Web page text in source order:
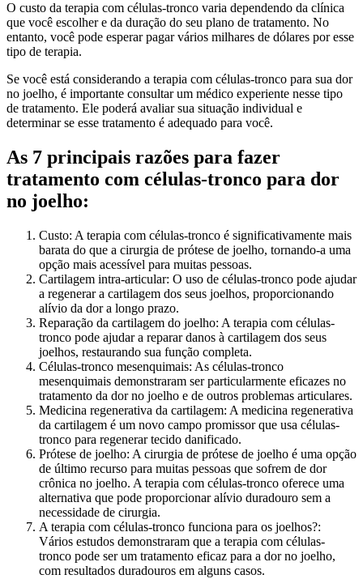
O custo da terapia com células-tronco varia dependendo da clínica
que você escolher e da duração do seu plano de tratamento. No
entanto, você pode esperar pagar vários milhares de dólares por esse
tipo de terapia.
Se você está considerando a terapia com células-tronco para sua dor
no joelho, é importante consultar um médico experiente nesse tipo
de tratamento. Ele poderá avaliar sua situação individual e
determinar se esse tratamento é adequado para você.
As 7 principais razões para fazer
tratamento com células-tronco para dor
no joelho:
Custo: A terapia com células-tronco é significativamente mais
barata do que a cirurgia de prótese de joelho, tornando-a uma
opção mais acessível para muitas pessoas.
Cartilagem intra-articular: O uso de células-tronco pode ajudar
a regenerar a cartilagem dos seus joelhos, proporcionando
alívio da dor a longo prazo.
Reparação da cartilagem do joelho: A terapia com células-
tronco pode ajudar a reparar danos à cartilagem dos seus
joelhos, restaurando sua função completa.
Células-tronco mesenquimais: As células-tronco
mesenquimais demonstraram ser particularmente eficazes no
tratamento da dor no joelho e de outros problemas articulares.
Medicina regenerativa da cartilagem: A medicina regenerativa
da cartilagem é um novo campo promissor que usa células-
tronco para regenerar tecido danificado.
Prótese de joelho: A cirurgia de prótese de joelho é uma opção
de último recurso para muitas pessoas que sofrem de dor
crônica no joelho. A terapia com células-tronco oferece uma
alternativa que pode proporcionar alívio duradouro sem a
necessidade de cirurgia.
A terapia com células-tronco funciona para os joelhos?:
Vários estudos demonstraram que a terapia com células-
tronco pode ser um tratamento eficaz para a dor no joelho,
com resultados duradouros em alguns casos.